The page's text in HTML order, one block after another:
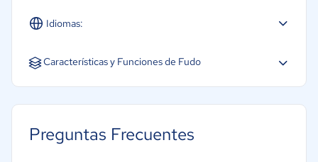
Idiomas:
Español Inglés
Características y Funciones de Fudo
Gestión de reservas y pedidos
Preguntas Frecuentes